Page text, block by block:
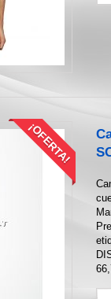
¡OFERTA!